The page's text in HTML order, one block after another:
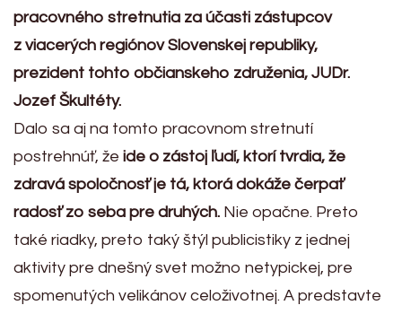
pracovného stretnutia za účasti zástupcov
z viacerých regiónov Slovenskej republiky,
prezident tohto občianskeho združenia, JUDr.
Jozef Škultéty.
Dalo sa aj na tomto pracovnom stretnutí
postrehnúť, že ide o zástoj ľudí, ktorí tvrdia, že
zdravá spoločnosť je tá, ktorá dokáže čerpať
radosť zo seba pre druhých. Nie opačne. Preto
také riadky, preto taký štýl publicistiky z jednej
aktivity pre dnešný svet možno netypickej, pre
spomenutých velikánov celoživotnej. A predstavte